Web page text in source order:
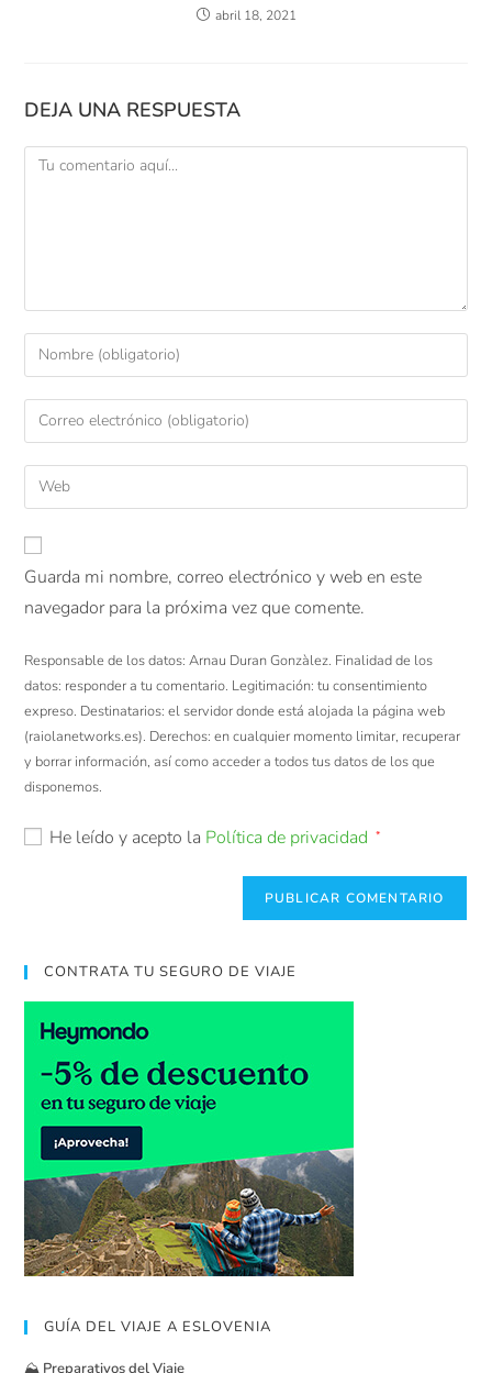
abril 18, 2021
DEJA UNA RESPUESTA
Guarda mi nombre, correo electrónico y web en este
navegador para la próxima vez que comente.
Responsable de los datos: Arnau Duran Gonzàlez. Finalidad de los
datos: responder a tu comentario. Legitimación: tu consentimiento
expreso. Destinatarios: el servidor donde está alojada la página web
(raiolanetworks.es). Derechos: en cualquier momento limitar, recuperar
y borrar información, así como acceder a todos tus datos de los que
disponemos.
He leído y acepto la Política de privacidad *
CONTRATA TU SEGURO DE VIAJE
GUÍA DEL VIAJE A ESLOVENIA
⛰️ Preparativos del Viaje